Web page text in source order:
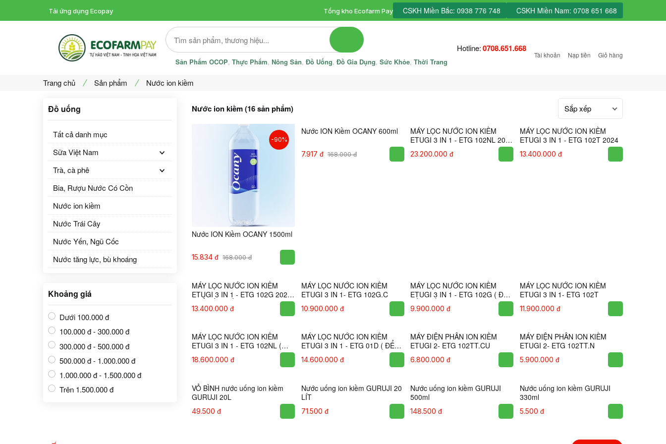
Tải ứng dụng Ecopay Tổng kho Ecofarm Pay CSKH Miền Bắc: 0938 776 748 CSKH Miền Nam: 0708 651 668
Offcanvas Category Open
Sản Phẩm OCOP Thực Phẩm Nông Sản Đồ Uống Đồ Gia Dụng Sức Khỏe Thời Trang
Hotline: 0708.651.668
Tài khoản Nạp tiền Giỏ hàng
Trang chủ Sản phẩm Nước ion kiềm
Đồ uống
Tất cả danh mục
Sữa Việt Nam
Trà, cà phê
Bia, Rượu Nước Có Cồn
Nước ion kiềm
Nước Trái Cây
Nước Yến, Ngũ Cốc
Nước tăng lực, bù khoáng
Khoảng giá
Dưới 100.000 đ
100.000 đ - 300.000 đ
300.000 đ - 500.000 đ
500.000 đ - 1.000.000 đ
1.000.000 đ - 1.500.000 đ
Trên 1.500.000 đ
Nước ion kiềm (16 sản phẩm)
-90%
Nước ION Kiềm OCANY 1500ml
15.834 đ 168.000 đ
Nước ION Kiềm OCANY 600ml
7.917 đ 168.000 đ
MÁY LỌC NƯỚC ION KIỀM
ETUGI 3 IN 1 - ETG 102G 2024
( ĐỂ GẦM BẾP )
13.400.000 đ
MÁY LỌC NƯỚC ION KIỀM
ETUGI 3 IN 1- ETG 102G.C
10.900.000 đ
MÁY LỌC NƯỚC ION KIỀM
ETUGI 3 IN 1 - ETG 102G ( ĐỂ
GẦM BẾP )
9.900.000 đ
MÁY LỌC NƯỚC ION KIỀM
ETUGI 3 IN 1- ETG 102T
11.900.000 đ